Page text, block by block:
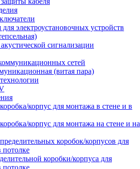
электроустановочных устройств
сигнализации
сетей
(витая пара)
корпус для монтажа в стене и в
корпус для монтажа на стене и на
коробок/корпусов для
потолке
коробки/корпуса для
потолке